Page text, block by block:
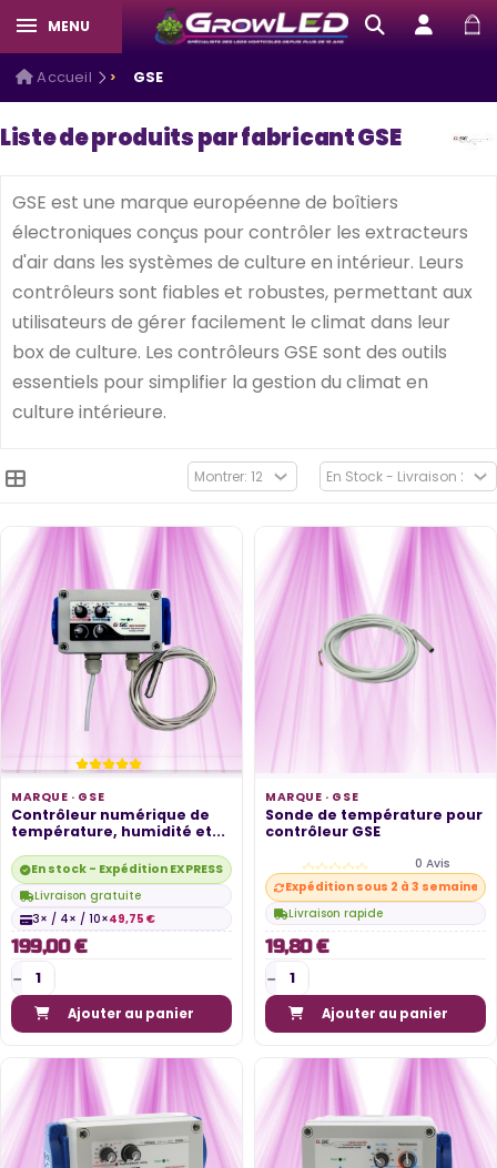
MENU
Accueil GSE
Liste de produits par fabricant GSE
GSE est une marque européenne de boîtiers
électroniques conçus pour contrôler les extracteurs
d'air dans les systèmes de culture en intérieur. Leurs
contrôleurs sont fiables et robustes, permettant aux
utilisateurs de gérer facilement le climat dans leur
box de culture. Les contrôleurs GSE sont des outils
essentiels pour simplifier la gestion du climat en
culture intérieure.
MARQUE · GSE
Contrôleur numérique de
température, humidité et...
En stock - Expédition EXPRESS disponible
Livraison gratuite
3× / 4× / 10×49,75 €
199,00 €
Ajouter au panier
MARQUE · GSE
Sonde de température pour
contrôleur GSE
0 Avis
Expédition sous 2 à 3 semaines
Livraison rapide
19,80 €
Ajouter au panier